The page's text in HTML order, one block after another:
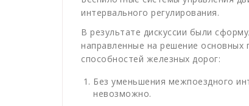
интервального регулирования.
В результате дискуссии были
направленные на решение
способностей железных дорог:
Без уменьшения межпоездного
невозможно.